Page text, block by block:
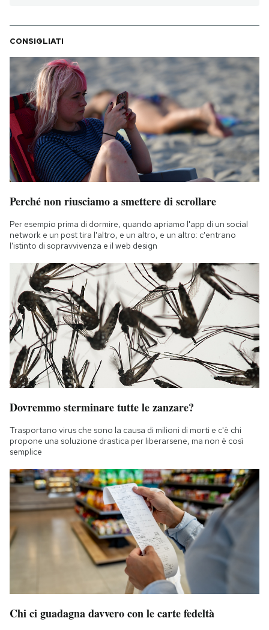
CONSIGLIATI
Perché non riusciamo a smettere di scrollare
Per esempio prima di dormire, quando apriamo l'app di un social
network e un post tira l'altro, e un altro, e un altro: c'entrano
l'istinto di sopravvivenza e il web design
Dovremmo sterminare tutte le zanzare?
Trasportano virus che sono la causa di milioni di morti e c'è chi
propone una soluzione drastica per liberarsene, ma non è così
semplice
Chi ci guadagna davvero con le carte fedeltà